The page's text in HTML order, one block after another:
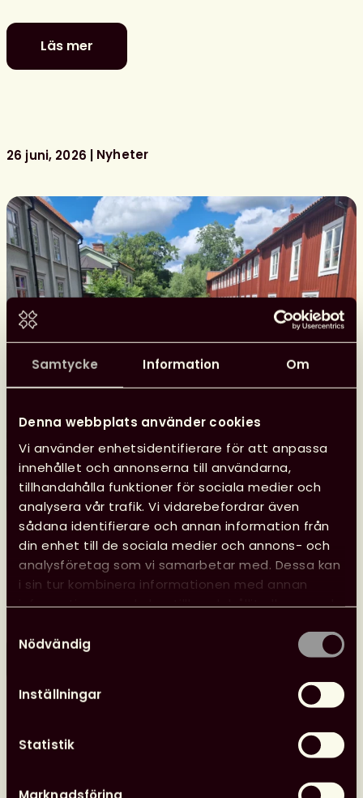
Samtycke Information Om
Denna webbplats använder cookies
Vi använder enhetsidentifierare för att anpassa
innehållet och annonserna till användarna,
tillhandahålla funktioner för sociala medier och
analysera vår trafik. Vi vidarebefordrar även
sådana identifierare och annan information från
din enhet till de sociala medier och annons- och
analysföretag som vi samarbetar med. Dessa kan
i sin tur kombinera informationen med annan
information som du har tillhandahållit eller som de
Nödvändig
Inställningar
Statistik
Läs mer
Se
Svensk
Almedalen
26 juni, 2026 Nyheter
Glad sommar önskar kansliet
Kansliet har sommarstängt 29 juni–10 augusti, vilket
innebär att vi inte svarar på e-post eller i telefon.
sommar
önskar
Nyheter Svensk biblioteksförenings utmärkelser